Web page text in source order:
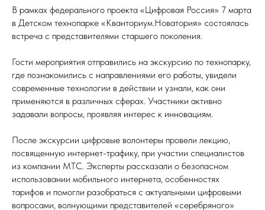
В рамках федерального проекта «Цифровая Россия» 7 марта
в Детском технопарке «Кванториум.Новатория» состоялась
встреча с представителями старшего поколения.
Гости мероприятия отправились на экскурсию по технопарку,
где познакомились с направлениями его работы, увидели
современные технологии в действии и узнали, как они
применяются в различных сферах. Участники активно
задавали вопросы, проявляя интерес к инновациям.
После экскурсии цифровые волонтеры провели лекцию,
посвященную интернет-трафику, при участии специалистов
из компании МТС. Эксперты рассказали о безопасном
использовании мобильного интернета, особенностях
тарифов и помогли разобраться с актуальными цифровыми
вопросами, волнующими представителей «серебряного»